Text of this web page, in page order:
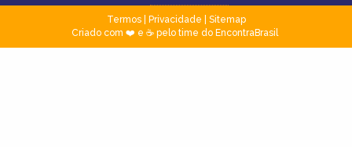
Termos| Privacidade
Sitemap
Criado com ❤️ e ☕ pelo time do EncontraBrasil